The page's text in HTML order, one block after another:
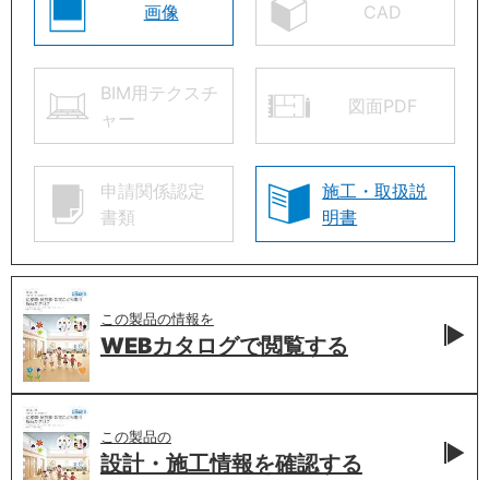
画像 CAD
BIM用テクスチ
ャー
図面PDF
申請関係認定
書類
施工・取扱説
明書
この製品の情報を
WEBカタログで閲覧する
この製品の
設計・施工情報を確認する